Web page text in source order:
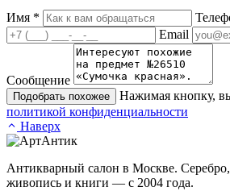
Имя *
Email
Сообщение
Подобрать похожее
Нажимая кнопку,
политикой конфиденциальности
Наверх
Антикварный салон в Москве.
живопись и книги — с 2004 года.